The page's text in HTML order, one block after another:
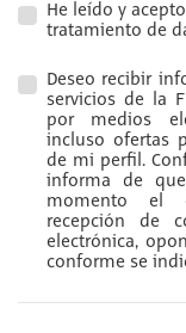
He leído y
tratamiento de
Deseo recibir
servicios de la
por medios
incluso ofertas
de mi perfil.
informa de
momento el
recepción de
electrónica,
conforme se